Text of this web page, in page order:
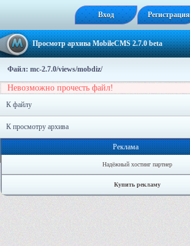
Вход Регистрация
Просмотр архива MobileCMS 2.7.0 beta
Файл: mc-2.7.0/views/mobdiz/
Невозможно прочесть файл!
К файлу
К просмотру архива
Реклама
Надёжный хостинг партнер
Купить рекламу